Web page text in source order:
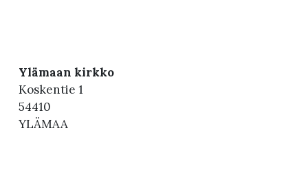
Ylämaan kirkko
Koskentie 1
54410
YLÄMAA